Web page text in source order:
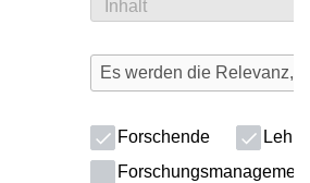
Forschende
Forschungsmanagement